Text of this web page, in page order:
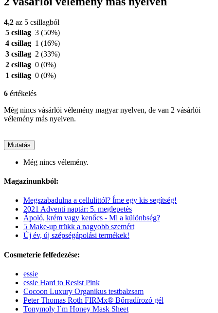
4,2 az 5 csillagból
5 csillag 3 (50%)
4 csillag 1 (16%)
3 csillag 2 (33%)
2 csillag 0 (0%)
1 csillag 0 (0%)
6 értékelés
Még nincs vásárlói vélemény magyar nyelven, de van 2 vásárlói
vélemény más nyelven.
Mutatás
Még nincs vélemény.
Magazinunkból:
Megszabadulna a cellulittól? Íme egy kis segítség!
2021 Adventi naptár: 5. meglepetés
Ápoló, krém vagy kenőcs - Mi a különbség?
5 Make-up trükk a nagyobb szemért
Új év, új szépségápolási termékek!
Cosmeterie felfedezése:
essie
essie Hard to Resist Pink
Cocoon Luxury Organikus testbalzsam
Peter Thomas Roth FIRMx® Bőrradírozó gél
Tonymoly I´m Honey Mask Sheet